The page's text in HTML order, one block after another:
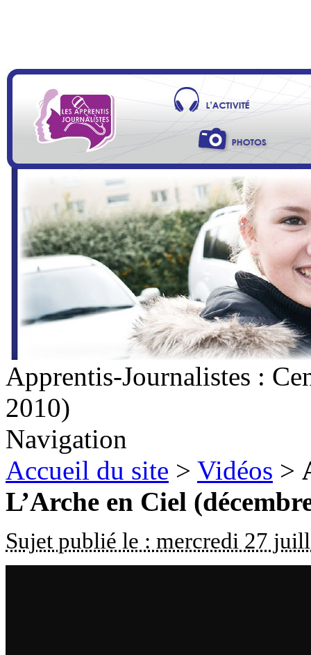
Apprentis-Journalistes :
2010)
Navigation
Accueil du site > Vidéos >
L’Arche en Ciel
Sujet publié le : mercredi 27